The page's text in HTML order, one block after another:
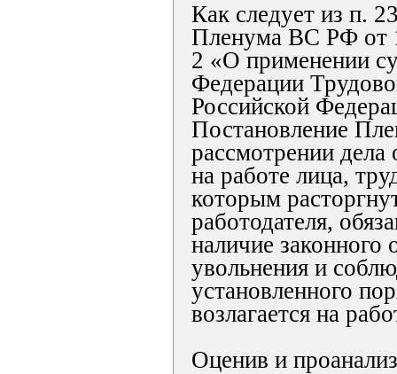
Как следует из п.
Пленума ВС РФ от
2 «О применении
Федерации
Российской
Постановление
рассмотрении дела
на работе лица,
которым
работодателя,
наличие законного
увольнения и
установленного
возлагается на
Оценив и